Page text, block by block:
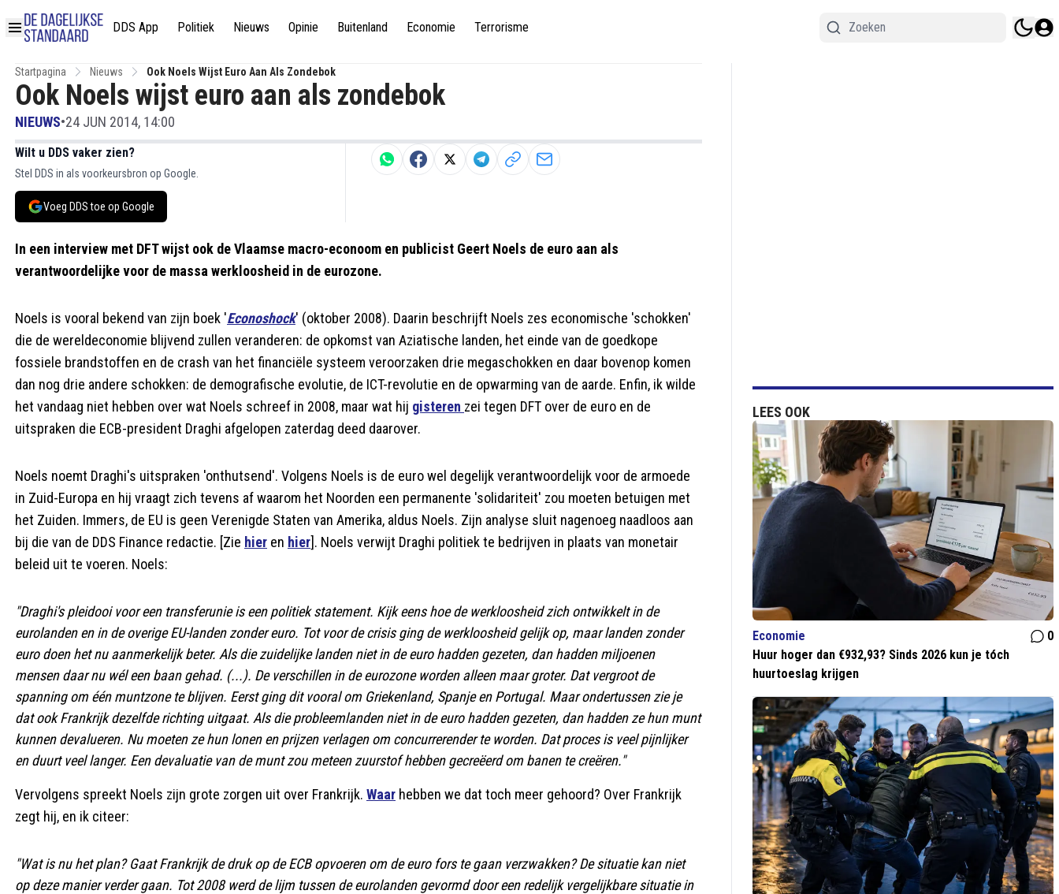
DDS App Politiek Nieuws Opinie Buitenland Economie Terrorisme
Startpagina Nieuws Ook Noels Wijst Euro Aan Als Zondebok
Ook Noels wijst euro aan als zondebok
NIEUWS•24 JUN 2014, 14:00
Wilt u DDS vaker zien?
Stel DDS in als voorkeursbron op Google.
Voeg DDS toe op Google
In een interview met DFT wijst ook de Vlaamse macro-econoom en publicist Geert Noels de euro aan als
verantwoordelijke voor de massa werkloosheid in de eurozone.
Noels is vooral bekend van zijn boek 'Econoshock' (oktober 2008). Daarin beschrijft Noels zes economische 'schokken'
die de wereldeconomie blijvend zullen veranderen: de opkomst van Aziatische landen, het einde van de goedkope
fossiele brandstoffen en de crash van het financiële systeem veroorzaken drie megaschokken en daar bovenop komen
dan nog drie andere schokken: de demografische evolutie, de ICT-revolutie en de opwarming van de aarde. Enfin, ik wilde
het vandaag niet hebben over wat Noels schreef in 2008, maar wat hij gisteren zei tegen DFT over de euro en de
uitspraken die ECB-president Draghi afgelopen zaterdag deed daarover.
Noels noemt Draghi's uitspraken 'onthutsend'. Volgens Noels is de euro wel degelijk verantwoordelijk voor de armoede
in Zuid-Europa en hij vraagt zich tevens af waarom het Noorden een permanente 'solidariteit' zou moeten betuigen met
het Zuiden. Immers, de EU is geen Verenigde Staten van Amerika, aldus Noels. Zijn analyse sluit nagenoeg naadloos aan
bij die van de DDS Finance redactie. [Zie hier en hier]. Noels verwijt Draghi politiek te bedrijven in plaats van monetair
beleid uit te voeren. Noels:
"Draghi's pleidooi voor een transferunie is een politiek statement. Kijk eens hoe de werkloosheid zich ontwikkelt in de
eurolanden en in de overige EU-landen zonder euro. Tot voor de crisis ging de werkloosheid gelijk op, maar landen zonder
euro doen het nu aanmerkelijk beter. Als die zuidelijke landen niet in de euro hadden gezeten, dan hadden miljoenen
mensen daar nu wél een baan gehad. (...). De verschillen in de eurozone worden alleen maar groter. Dat vergroot de
spanning om één muntzone te blijven. Eerst ging dit vooral om Griekenland, Spanje en Portugal. Maar ondertussen zie je
dat ook Frankrijk dezelfde richting uitgaat. Als die probleemlanden niet in de euro hadden gezeten, dan hadden ze hun munt
kunnen devalueren. Nu moeten ze hun lonen en prijzen verlagen om concurrerender te worden. Dat proces is veel pijnlijker
en duurt veel langer. Een devaluatie van de munt zou meteen zuurstof hebben gecreëerd om banen te creëren."
Vervolgens spreekt Noels zijn grote zorgen uit over Frankrijk. Waar hebben we dat toch meer gehoord? Over Frankrijk
zegt hij, en ik citeer:
"Wat is nu het plan? Gaat Frankrijk de druk op de ECB opvoeren om de euro fors te gaan verzwakken? De situatie kan niet
op deze manier verder gaan. Tot 2008 werd de lijm tussen de eurolanden gevormd door een redelijk vergelijkbare situatie in
LEES OOK
Economie
0
Huur hoger dan €932,93? Sinds 2026 kun je tóch
huurtoeslag krijgen